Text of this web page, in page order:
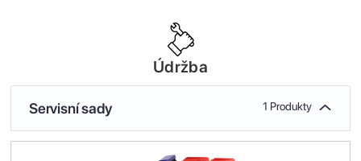
Údržba
Servisní sady 1 Produkty